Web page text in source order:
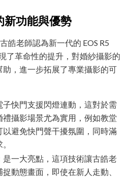
新功能與優勢
皓老師認為新一代的 EOS R5
了革命性的提升，對婚紗攝影的
，進一步拓展了專業攝影的可
子快門支援閃燈連動，這對於需
攝影場景尤為實用，例如教堂
避免快門聲干擾氛圍，同時滿
是一大亮點，這項技術讓古皓老
動態畫面，即使在新人走動、